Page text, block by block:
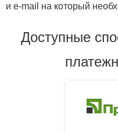
и e-mail на который
Доступные